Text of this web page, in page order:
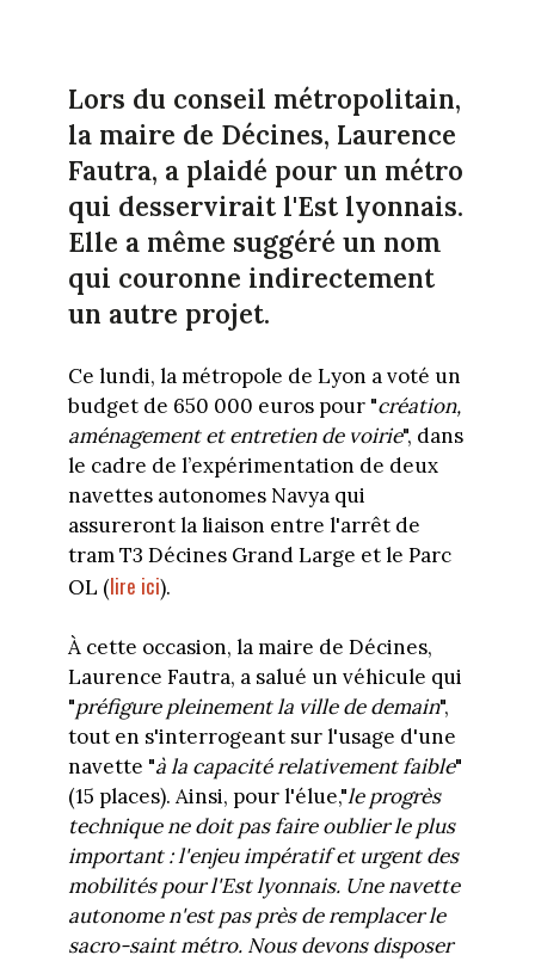
Lors du conseil métropolitain,
la maire de Décines, Laurence
Fautra, a plaidé pour un métro
qui desservirait l'Est lyonnais.
Elle a même suggéré un nom
qui couronne indirectement
un autre projet.
Ce lundi, la métropole de Lyon a voté un
budget de 650 000 euros pour "création,
aménagement et entretien de voirie", dans
le cadre de l’expérimentation de deux
navettes autonomes Navya qui
assureront la liaison entre l'arrêt de
tram T3 Décines Grand Large et le Parc
OL (lire ici).
À cette occasion, la maire de Décines,
Laurence Fautra, a salué un véhicule qui
"préfigure pleinement la ville de demain",
tout en s'interrogeant sur l'usage d'une
navette "à la capacité relativement faible"
(15 places). Ainsi, pour l'élue,"le progrès
technique ne doit pas faire oublier le plus
important : l'enjeu impératif et urgent des
mobilités pour l'Est lyonnais. Une navette
autonome n'est pas près de remplacer le
sacro-saint métro. Nous devons disposer